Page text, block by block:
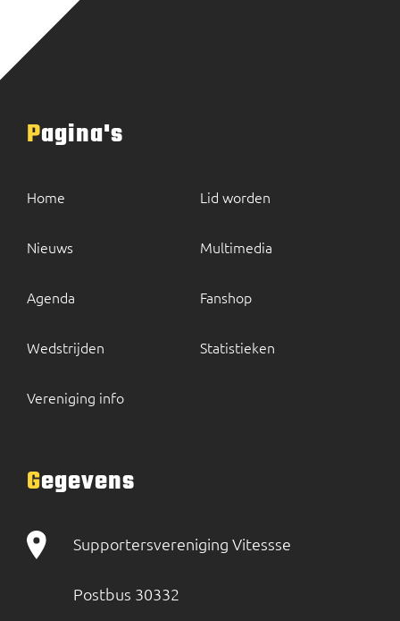
Pagina's
Home
Nieuws
Agenda
Wedstrijden
Vereniging info
Lid worden
Multimedia
Fanshop
Statistieken
Gegevens
Supportersvereniging Vitessse
Postbus 30332